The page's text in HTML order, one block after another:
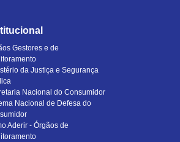
Gestores e de
da Justiça e Segurança
Nacional do Consumidor
Nacional de Defesa do
Aderir - Órgãos de